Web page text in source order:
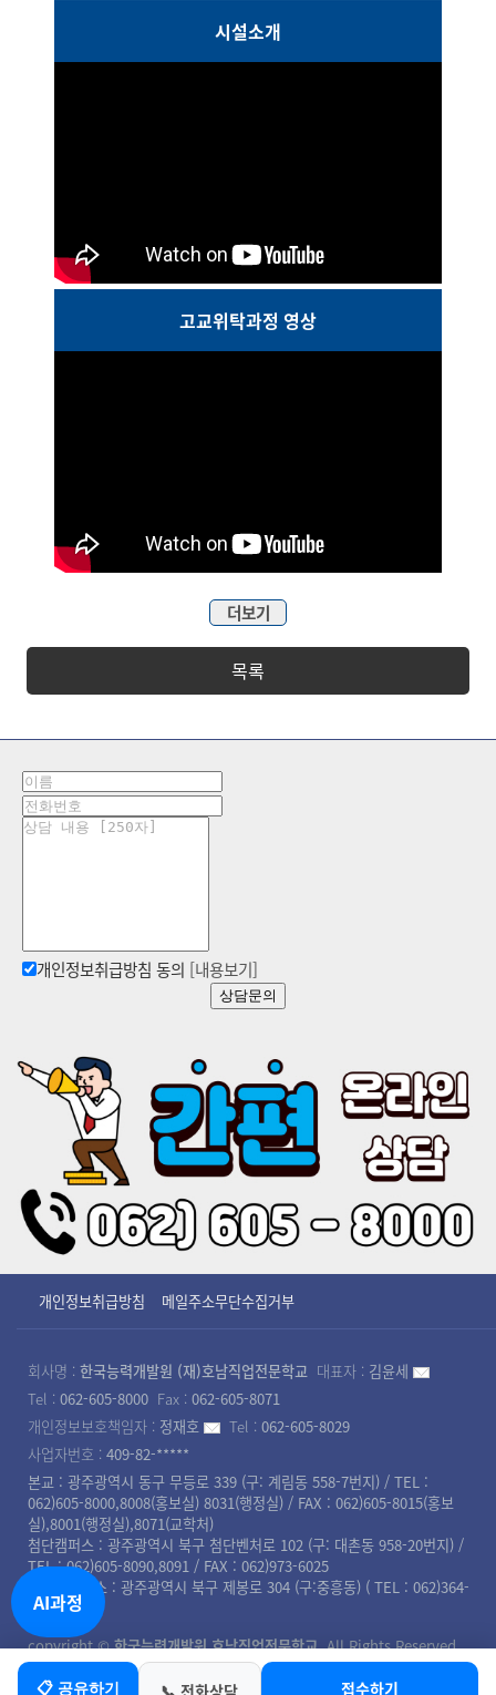
📋 공유하기 📞 전화상담 접수하기
시설소개
고교위탁과정 영상
더보기
목록
개인정보취급방침 동의 [내용보기]
상담문의
개인정보취급방침 메일주소무단수집거부
회사명 : 한국능력개발원 (재)호남직업전문학교 대표자 : 김윤세
Tel : 062-605-8000 Fax : 062-605-8071
개인정보보호책임자 : 정재호 Tel : 062-605-8029
사업자번호 : 409-82-*****
본교 : 광주광역시 동구 무등로 339 (구: 계림동 558-7번지) / TEL :
062)605-8000,8008(홍보실) 8031(행정실) / FAX : 062)605-8015(홍보
실),8001(행정실),8071(교학처)
첨단캠퍼스 : 광주광역시 북구 첨단벤처로 102 (구: 대촌동 958-20번지) /
TEL : 062)605-8090,8091 / FAX : 062)973-6025
북광주캠퍼스 : 광주광역시 북구 제봉로 304 (구:중흥동) ( TEL : 062)364-
8008 )
copyright ©한국능력개발원 호남직업전문학교. All Rights Reserved.
AI과정